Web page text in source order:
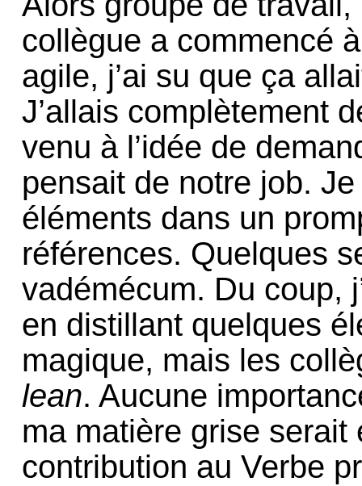
collègue a commencé
agile, j’ai su que ça
J’allais complètement
venu à l’idée de
pensait de notre job.
éléments dans un
références. Quelques
vadémécum. Du coup,
en distillant quelques
magique, mais les
lean. Aucune
ma matière grise serait
contribution au Verbe